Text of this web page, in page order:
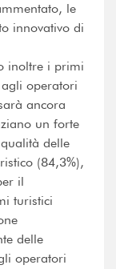
le
innovativo di
inoltre i primi
operatori
ancora
un forte
delle
(84,3%),
il
turistici
delle
operatori